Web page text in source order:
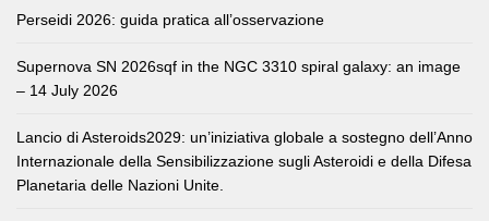
Perseidi 2026: guida pratica all’osservazione
Supernova SN 2026sqf in the NGC 3310 spiral galaxy: an image
– 14 July 2026
Lancio di Asteroids2029: un’iniziativa globale a sostegno dell’Anno
Internazionale della Sensibilizzazione sugli Asteroidi e della Difesa
Planetaria delle Nazioni Unite.